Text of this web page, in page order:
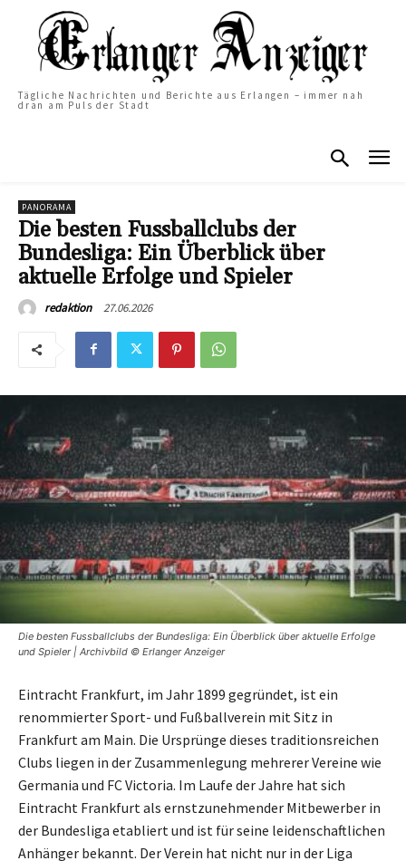
Tägliche Nachrichten und Berichte aus Erlangen – immer nah
dran am Puls der Stadt
PANORAMA
Die besten Fussballclubs der
Bundesliga: Ein Überblick über
aktuelle Erfolge und Spieler
redaktion 27.06.2026
Die besten Fussballclubs der Bundesliga: Ein Überblick über aktuelle Erfolge
und Spieler | Archivbild © Erlanger Anzeiger
Eintracht Frankfurt, im Jahr 1899 gegründet, ist ein
renommierter Sport- und Fußballverein mit Sitz in
Frankfurt am Main. Die Ursprünge dieses traditionsreichen
Clubs liegen in der Zusammenlegung mehrerer Vereine wie
Germania und FC Victoria. Im Laufe der Jahre hat sich
Eintracht Frankfurt als ernstzunehmender Mitbewerber in
der Bundesliga etabliert und ist für seine leidenschaftlichen
Anhänger bekannt. Der Verein hat nicht nur in der Liga